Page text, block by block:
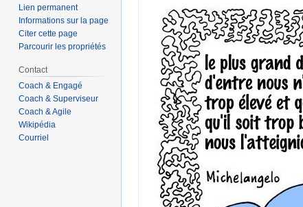
Lien permanent
Informations sur la page
Citer cette page
Parcourir les propriétés
Contact
Coach & Engagé
Coach & Superviseur
Coach & Agile
Wikipédia
Courriel